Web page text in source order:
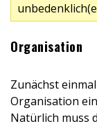
Organisation
Zunächst
Organisation
Natürlich muss